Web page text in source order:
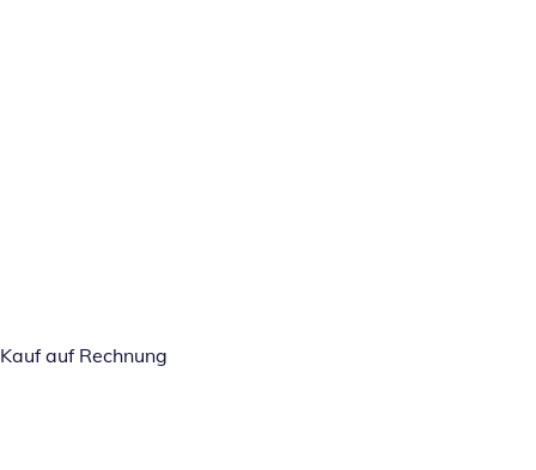
Kauf auf Rechnung